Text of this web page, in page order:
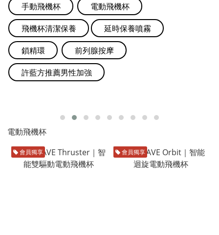
手動飛機杯 電動飛機杯
飛機杯清潔保養 延時保養噴霧
鎖精環 前列腺按摩
許藍方推薦男性加強
電動飛機杯
會員獨享 會員獨享